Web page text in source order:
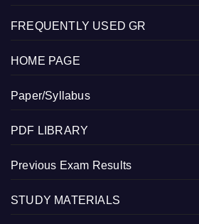
FREQUENTLY USED GR
HOME PAGE
Paper/Syllabus
PDF LIBRARY
Previous Exam Results
STUDY MATERIALS